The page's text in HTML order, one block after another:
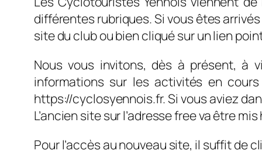
différentes rubriques. Si vous êtes
site du club ou bien cliqué sur un lien
Nous vous invitons, dès à présent, à
informations sur les activités en
https://cyclosyennois.fr. Si vous aviez
L’ancien site sur l’adresse free va être
Pour l’accès au nouveau site, il suffit de